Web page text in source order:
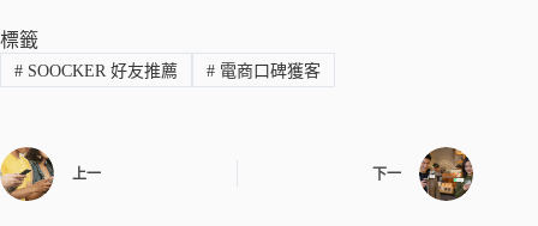
標籤
#SOOCKER 好友推薦 #電商口碑獲客
上一 下一